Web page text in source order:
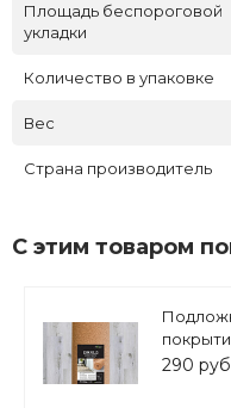
Площадь беспороговой
укладки
Количество в упаковке
Вес
Страна производитель
С этим товаром
290